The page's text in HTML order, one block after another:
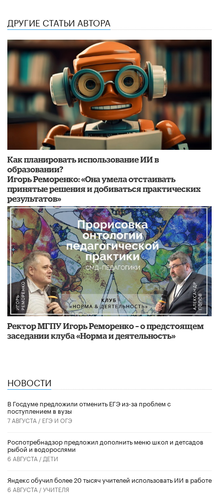
ДРУГИЕ СТАТЬИ АВТОРА
Как планировать использование ИИ в
образовании?
Игорь Реморенко: «Она умела отстаивать
принятые решения и добиваться практических
результатов»
Ректор МГПУ Игорь Реморенко – о предстоящем
заседании клуба «Норма и деятельность»
НОВОСТИ
В Госдуме предложили отменить ЕГЭ из-за проблем с
поступлением в вузы
7 АВГУСТА / ЕГЭ И ОГЭ
Роспотребнадзор предложил дополнить меню школ и детсадов
рыбой и водорослями
6 АВГУСТА / ДЕТИ
​Яндекс обучил более 20 тысяч учителей использовать ИИ в работе
6 АВГУСТА /УЧИТЕЛЯ